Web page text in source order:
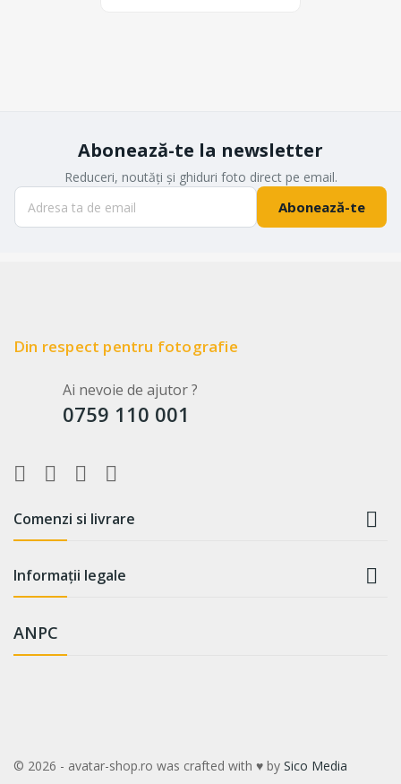
Abonează-te la newsletter
Reduceri, noutăți și ghiduri foto direct pe email.
Abonează-te
Din respect pentru fotografie
Ai nevoie de ajutor ?
0759 110 001
Comenzi si livrare 
Informații legale 
ANPC
© 2026 - avatar-shop.ro was crafted with ♥ by Sico Media